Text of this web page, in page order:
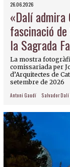
26.06.2026
«Dalí admira
fascinació
la Sagrada
La mostra
comissariada per
d’Arquitectes de
setembre de 2026
Antoni Gaudí Salvador